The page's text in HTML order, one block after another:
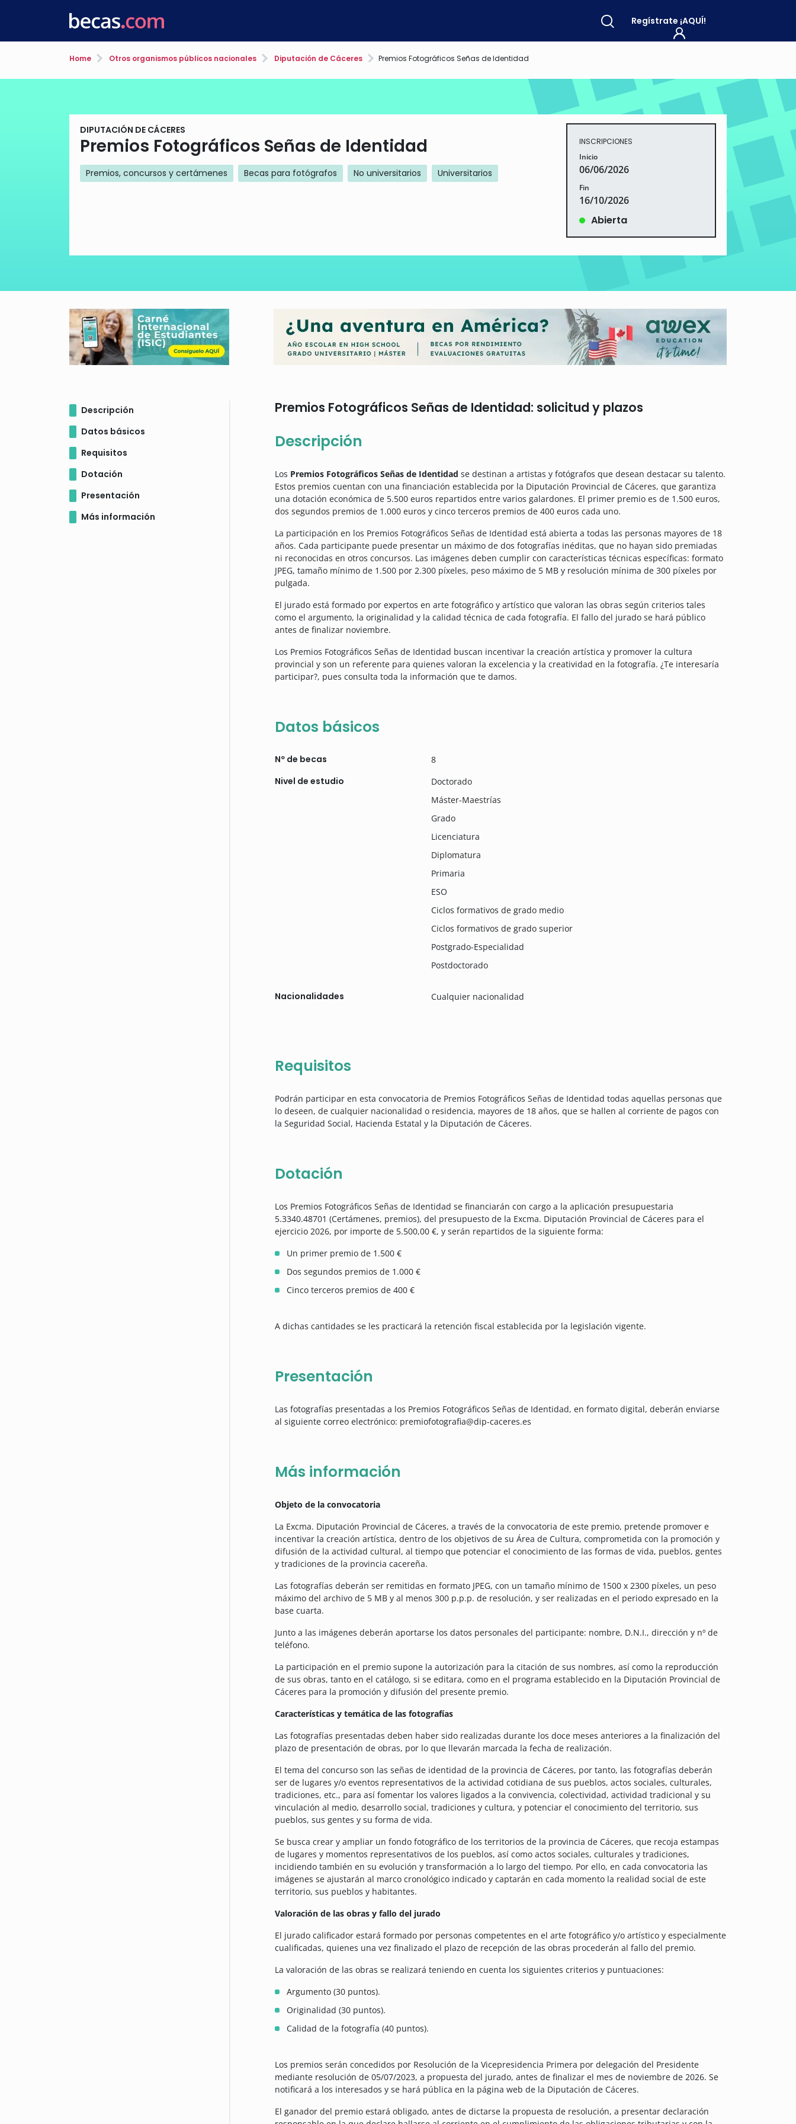
Regístrate ¡AQUÍ!
Home Otros organismos públicos nacionales Diputación de Cáceres Premios Fotográficos Señas de Identidad
DIPUTACIÓN DE CÁCERES
Premios Fotográficos Señas de Identidad
Premios, concursos y certámenes Becas para fotógrafos No universitarios Universitarios
INSCRIPCIONES
Inicio
06/06/2026
Fin
16/10/2026
Abierta
Descripción
Datos básicos
Requisitos
Dotación
Presentación
Más información
Premios Fotográficos Señas de Identidad: solicitud y plazos
Descripción
Los Premios Fotográficos Señas de Identidad se destinan a artistas y fotógrafos que desean destacar su talento.
Estos premios cuentan con una financiación establecida por la Diputación Provincial de Cáceres, que garantiza
una dotación económica de 5.500 euros repartidos entre varios galardones. El primer premio es de 1.500 euros,
dos segundos premios de 1.000 euros y cinco terceros premios de 400 euros cada uno.
La participación en los Premios Fotográficos Señas de Identidad está abierta a todas las personas mayores de 18
años. Cada participante puede presentar un máximo de dos fotografías inéditas, que no hayan sido premiadas
ni reconocidas en otros concursos. Las imágenes deben cumplir con características técnicas específicas: formato
JPEG, tamaño mínimo de 1.500 por 2.300 píxeles, peso máximo de 5 MB y resolución mínima de 300 píxeles por
pulgada.
El jurado está formado por expertos en arte fotográfico y artístico que valoran las obras según criterios tales
como el argumento, la originalidad y la calidad técnica de cada fotografía. El fallo del jurado se hará público
antes de finalizar noviembre.
Los Premios Fotográficos Señas de Identidad buscan incentivar la creación artística y promover la cultura
provincial y son un referente para quienes valoran la excelencia y la creatividad en la fotografía. ¿Te interesaría
participar?, pues consulta toda la información que te damos.
Datos básicos
Nº de becas 8
Nivel de estudio
Doctorado
Máster-Maestrías
Grado
Licenciatura
Diplomatura
Primaria
ESO
Ciclos formativos de grado medio
Ciclos formativos de grado superior
Postgrado-Especialidad
Postdoctorado
Nacionalidades Cualquier nacionalidad
Requisitos
Podrán participar en esta convocatoria de Premios Fotográficos Señas de Identidad todas aquellas personas que
lo deseen, de cualquier nacionalidad o residencia, mayores de 18 años, que se hallen al corriente de pagos con
la Seguridad Social, Hacienda Estatal y la Diputación de Cáceres.
Dotación
Los Premios Fotográficos Señas de Identidad se financiarán con cargo a la aplicación presupuestaria
5.3340.48701 (Certámenes, premios), del presupuesto de la Excma. Diputación Provincial de Cáceres para el
ejercicio 2026, por importe de 5.500,00 €, y serán repartidos de la siguiente forma:
Un primer premio de 1.500 €
Dos segundos premios de 1.000 €
Cinco terceros premios de 400 €
A dichas cantidades se les practicará la retención fiscal establecida por la legislación vigente.
Presentación
Las fotografías presentadas a los Premios Fotográficos Señas de Identidad, en formato digital, deberán enviarse
al siguiente correo electrónico: premiofotografia@dip-caceres.es
Más información
Objeto de la convocatoria
La Excma. Diputación Provincial de Cáceres, a través de la convocatoria de este premio, pretende promover e
incentivar la creación artística, dentro de los objetivos de su Área de Cultura, comprometida con la promoción y
difusión de la actividad cultural, al tiempo que potenciar el conocimiento de las formas de vida, pueblos, gentes
y tradiciones de la provincia cacereña.
Las fotografías deberán ser remitidas en formato JPEG, con un tamaño mínimo de 1500 x 2300 píxeles, un peso
máximo del archivo de 5 MB y al menos 300 p.p.p. de resolución, y ser realizadas en el periodo expresado en la
base cuarta.
Junto a las imágenes deberán aportarse los datos personales del participante: nombre, D.N.I., dirección y nº de
teléfono.
La participación en el premio supone la autorización para la citación de sus nombres, así como la reproducción
de sus obras, tanto en el catálogo, si se editara, como en el programa establecido en la Diputación Provincial de
Cáceres para la promoción y difusión del presente premio.
Características y temática de las fotografías
Las fotografías presentadas deben haber sido realizadas durante los doce meses anteriores a la finalización del
plazo de presentación de obras, por lo que llevarán marcada la fecha de realización.
El tema del concurso son las señas de identidad de la provincia de Cáceres, por tanto, las fotografías deberán
ser de lugares y/o eventos representativos de la actividad cotidiana de sus pueblos, actos sociales, culturales,
tradiciones, etc., para así fomentar los valores ligados a la convivencia, colectividad, actividad tradicional y su
vinculación al medio, desarrollo social, tradiciones y cultura, y potenciar el conocimiento del territorio, sus
pueblos, sus gentes y su forma de vida.
Se busca crear y ampliar un fondo fotográfico de los territorios de la provincia de Cáceres, que recoja estampas
de lugares y momentos representativos de los pueblos, así como actos sociales, culturales y tradiciones,
incidiendo también en su evolución y transformación a lo largo del tiempo. Por ello, en cada convocatoria las
imágenes se ajustarán al marco cronológico indicado y captarán en cada momento la realidad social de este
territorio, sus pueblos y habitantes.
Valoración de las obras y fallo del jurado
El jurado calificador estará formado por personas competentes en el arte fotográfico y/o artístico y especialmente
cualificadas, quienes una vez finalizado el plazo de recepción de las obras procederán al fallo del premio.
La valoración de las obras se realizará teniendo en cuenta los siguientes criterios y puntuaciones:
Argumento (30 puntos).
Originalidad (30 puntos).
Calidad de la fotografía (40 puntos).
Los premios serán concedidos por Resolución de la Vicepresidencia Primera por delegación del Presidente
mediante resolución de 05/07/2023, a propuesta del jurado, antes de finalizar el mes de noviembre de 2026. Se
notificará a los interesados y se hará pública en la página web de la Diputación de Cáceres.
El ganador del premio estará obligado, antes de dictarse la propuesta de resolución, a presentar declaración